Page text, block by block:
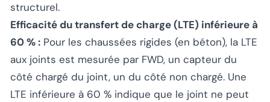
structurel.
Efficacité du transfert de charge (LTE) inférieure à
60 % : Pour les chaussées rigides (en béton), la LTE
aux joints est mesurée par FWD, un capteur du
côté chargé du joint, un du côté non chargé. Une
LTE inférieure à 60 % indique que le joint ne peut